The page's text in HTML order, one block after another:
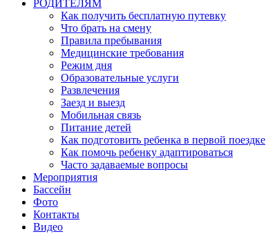
РОДИТЕЛЯМ
Как получить бесплатную путевку
Что брать на смену
Правила пребывания
Медицинские требования
Режим дня
Образовательные услуги
Развлечения
Заезд и выезд
Мобильная связь
Питание детей
Как подготовить ребенка в первой поездке
Как помочь ребенку адаптироваться
Часто задаваемые вопросы
Мероприятия
Бассейн
Фото
Контакты
Видео